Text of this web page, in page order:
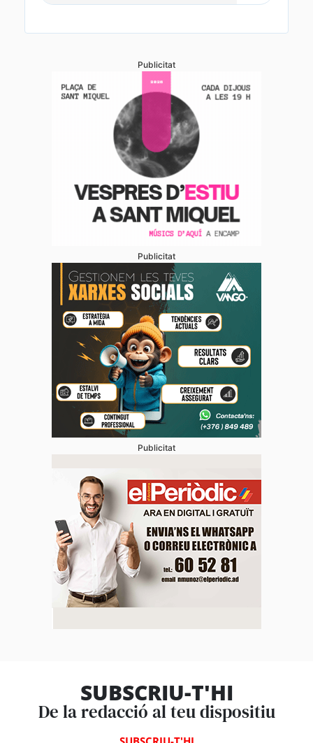
Publicitat
Publicitat
Publicitat
SUBSCRIU-T'HI
De la redacció al teu dispositiu